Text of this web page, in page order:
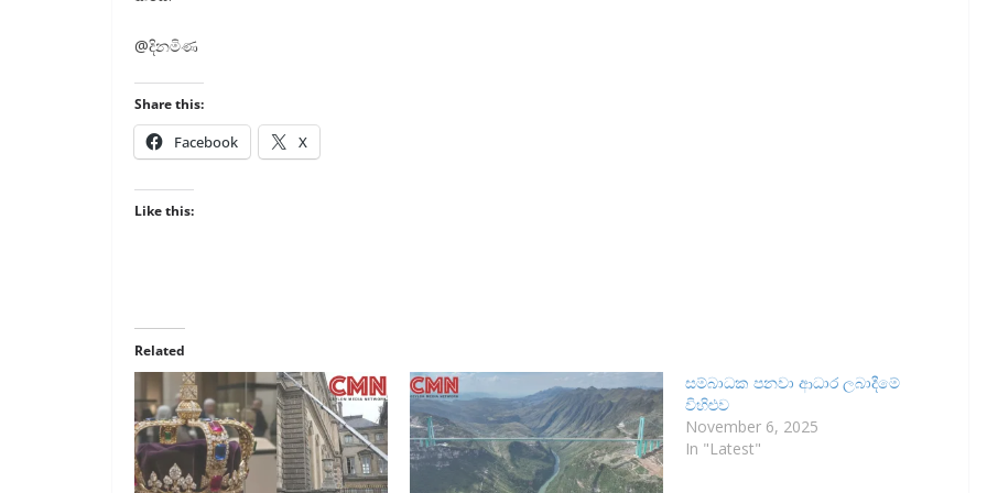
@දිනමිණ
Share this:
Facebook X
Like this:
Related
සම්බාධක පනවා ආධාර ලබාදීමේ
විහිළුව
November 6, 2025
In "Latest"